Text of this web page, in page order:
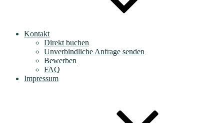
Kontakt
Direkt buchen
Unverbindliche Anfrage senden
Bewerben
FAQ
Impressum